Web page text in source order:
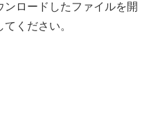
ロードしたファイルを開
ください。